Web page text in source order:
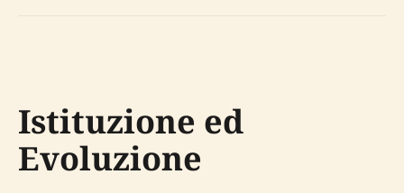
Istituzione ed
Evoluzione